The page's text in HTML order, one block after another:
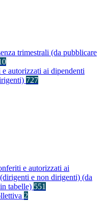
trimestrali (da pubblicare
autorizzati ai dipendenti
727
e autorizzati ai
e non dirigenti) (da
tabelle) 551
2